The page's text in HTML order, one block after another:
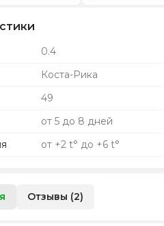
0.4
Коста-Рика
49
от 5 до 8 дней
от +2 t° до +6 t°
Отзывы (2)